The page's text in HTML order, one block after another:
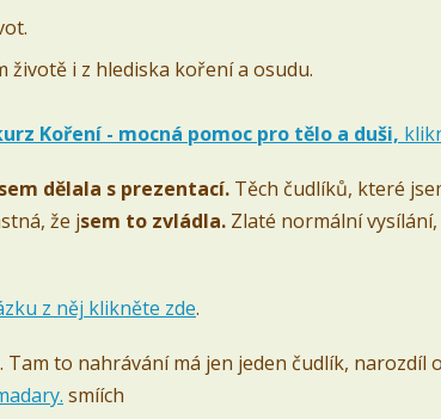
životě i z hlediska koření a osudu.
Koření - mocná pomoc pro tělo a duši,
dělala s prezentací. Těch čudlíků, které
že jsem to zvládla. Zlaté normální
z něj klikněte zde.
to nahrávání má jen jeden čudlík, narozdíl
smíích